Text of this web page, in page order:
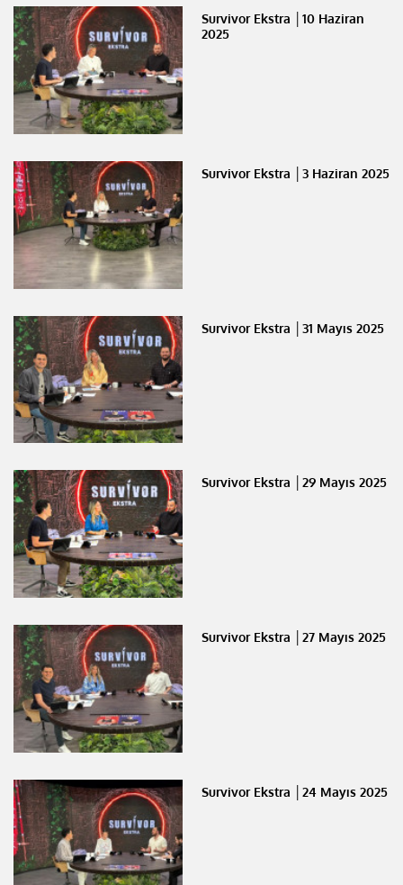
Survivor Ekstra │10 Haziran
2025
Survivor Ekstra │3 Haziran 2025
Survivor Ekstra │31 Mayıs 2025
Survivor Ekstra │29 Mayıs 2025
Survivor Ekstra │27 Mayıs 2025
Survivor Ekstra │24 Mayıs 2025